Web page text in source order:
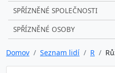
SPŘÍZNĚNÉ SPOLEČNOSTI
SPŘÍZNĚNÉ OSOBY
Domov Seznam lidí R